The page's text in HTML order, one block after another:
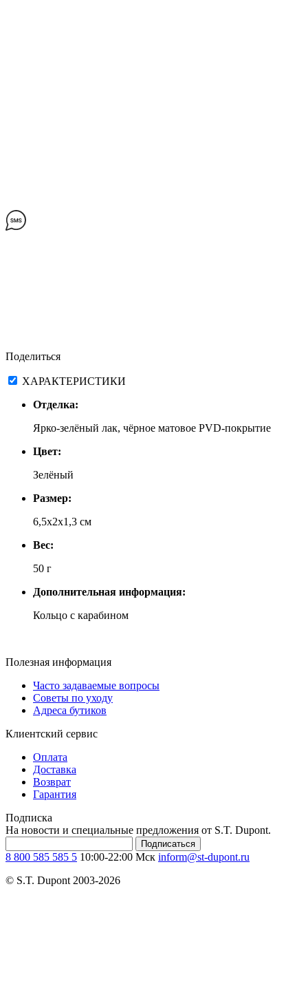
Поделиться
ХАРАКТЕРИСТИКИ
Отделка:
Ярко-зелёный лак, чёрное матовое PVD-покрытие
Цвет:
Зелёный
Размер:
6,5х2х1,3 см
Вес:
50 г
Дополнительная информация:
Кольцо с карабином
Полезная информация
Часто задаваемые вопросы
Советы по уходу
Адреса бутиков
Клиентский сервис
Оплата
Доставка
Возврат
Гарантия
Подписка
На новости и специальные предложения от S.T. Dupont.
Подписаться
8 800 585 585 5 10:00-22:00 Мск inform@st-dupont.ru
© S.T. Dupont 2003-2026